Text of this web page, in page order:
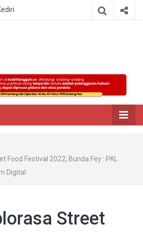
Tangguh
Food Festival 2022, Bunda Fey : PKL
Digital
Street